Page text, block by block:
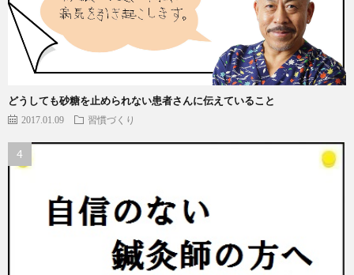
どうしても砂糖を止められない患者さんに伝えていること
2017.01.09 習慣づくり